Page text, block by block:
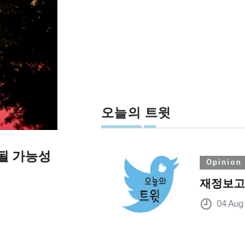
가능성
오늘의 트윗
Opinion
재정보
04